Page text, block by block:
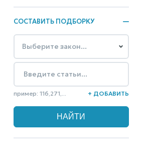
СОСТАВИТЬ ПОДБОРКУ
пример: 116,271,... + ДОБАВИТЬ